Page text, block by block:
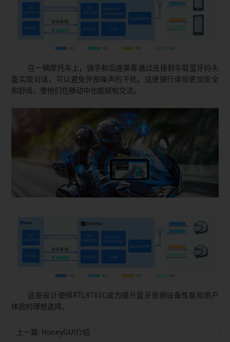
在一辆摩托车上，骑手和后座乘客通过连接到车载蓝牙的头
盔实现对话，可以避免外部噪声的干扰。这使骑行体验更加安全
和舒适，使他们在移动中也能轻松交流。
这些设计使得RTL8761C成为提升蓝牙音频设备性能和用户
体验的理想选择。
上一篇: HoneyGUI介绍